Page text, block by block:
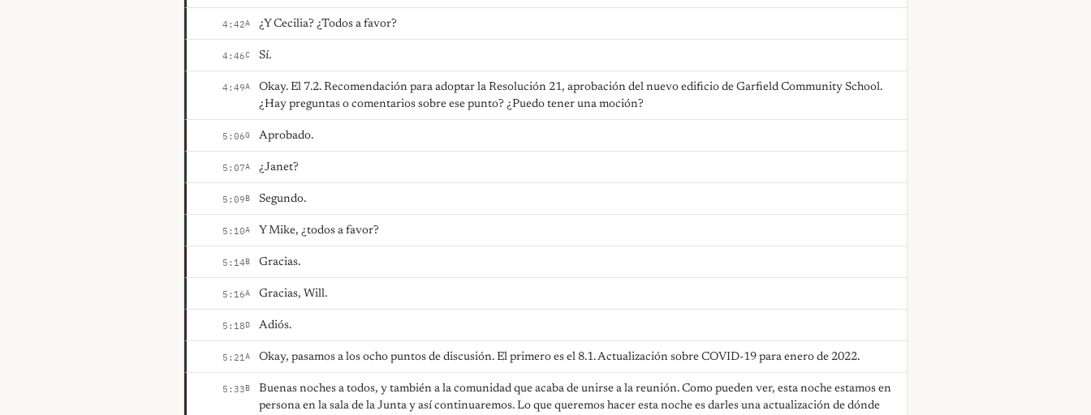
4:42A ¿Y Cecilia? ¿Todos a favor?
4:46C Sí.
4:49A
Okay. El 7.2. Recomendación para adoptar la Resolución 21, aprobación del nuevo edificio de Garfield Community School.
¿Hay preguntas o comentarios sobre ese punto? ¿Puedo tener una moción?
5:06G Aprobado.
5:07A ¿Janet?
5:09B Segundo.
5:10A Y Mike, ¿todos a favor?
5:14B Gracias.
5:16A Gracias, Will.
5:18D Adiós.
5:21A Okay, pasamos a los ocho puntos de discusión. El primero es el 8.1. Actualización sobre COVID-19 para enero de 2022.
5:33B
Buenas noches a todos, y también a la comunidad que acaba de unirse a la reunión. Como pueden ver, esta noche estamos en
persona en la sala de la Junta y así continuaremos. Lo que queremos hacer esta noche es darles una actualización de dónde